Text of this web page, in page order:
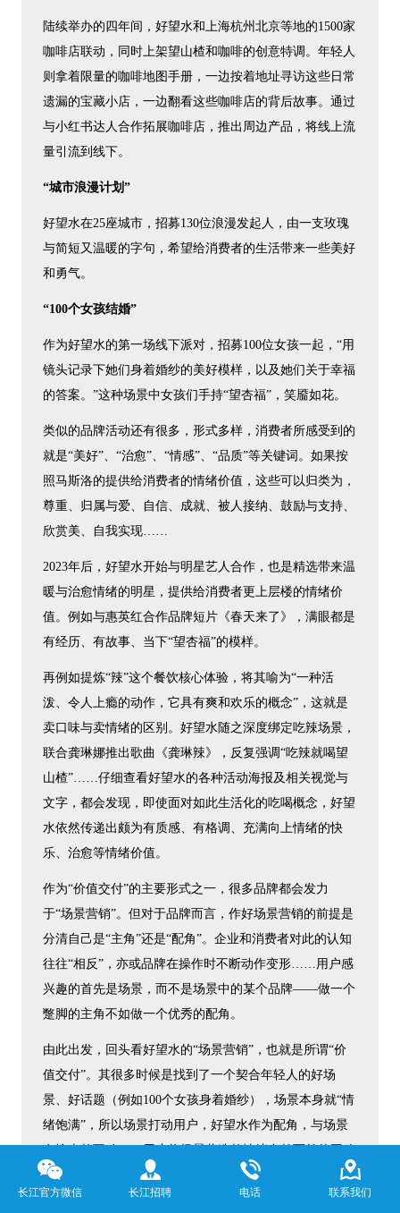
陆续举办的四年间，好望水和上海杭州北京等地的1500家
咖啡店联动，同时上架望山楂和咖啡的创意特调。年轻人
则拿着限量的咖啡地图手册，一边按着地址寻访这些日常
遗漏的宝藏小店，一边翻看这些咖啡店的背后故事。通过
与小红书达人合作拓展咖啡店，推出周边产品，将线上流
量引流到线下。
“城市浪漫计划”
好望水在25座城市，招募130位浪漫发起人，由一支玫瑰
与简短又温暖的字句，希望给消费者的生活带来一些美好
和勇气。
“100个女孩结婚”
作为好望水的第一场线下派对，招募100位女孩一起，“用
镜头记录下她们身着婚纱的美好模样，以及她们关于幸福
的答案。”这种场景中女孩们手持“望杏福”，笑靥如花。
类似的品牌活动还有很多，形式多样，消费者所感受到的
就是“美好”、“治愈”、“情感”、“品质”等关键词。如果按
照马斯洛的提供给消费者的情绪价值，这些可以归类为，
尊重、归属与爱、自信、成就、被人接纳、鼓励与支持、
欣赏美、自我实现……
2023年后，好望水开始与明星艺人合作，也是精选带来温
暖与治愈情绪的明星，提供给消费者更上层楼的情绪价
值。例如与惠英红合作品牌短片《春天来了》，满眼都是
有经历、有故事、当下“望杏福”的模样。
再例如提炼“辣”这个餐饮核心体验，将其喻为“一种活
泼、令人上瘾的动作，它具有爽和欢乐的概念”，这就是
卖口味与卖情绪的区别。好望水随之深度绑定吃辣场景，
联合龚琳娜推出歌曲《龚琳辣》，反复强调“吃辣就喝望
山楂”……仔细查看好望水的各种活动海报及相关视觉与
文字，都会发现，即使面对如此生活化的吃喝概念，好望
水依然传递出颇为有质感、有格调、充满向上情绪的快
乐、治愈等情绪价值。
作为“价值交付”的主要形式之一，很多品牌都会发力
于“场景营销”。但对于品牌而言，作好场景营销的前提是
分清自己是“主角”还是“配角”。企业和消费者对此的认知
往往“相反”，亦或品牌在操作时不断动作变形……用户感
兴趣的首先是场景，而不是场景中的某个品牌——做一个
蹩脚的主角不如做一个优秀的配角。
由此出发，回头看好望水的“场景营销”，也就是所谓“价
值交付”。其很多时候是找到了一个契合年轻人的好场
景、好话题（例如100个女孩身着婚纱），场景本身就“情
绪饱满”，所以场景打动用户，好望水作为配角，与场景
到品牌中，“情绪”通常较为主观与个性化，这一过程甚至
会放大对应的“情绪价值”。
长江官方微信 长江招聘 电话 联系我们